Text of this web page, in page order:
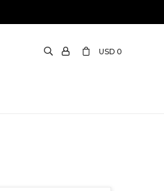
USD 0